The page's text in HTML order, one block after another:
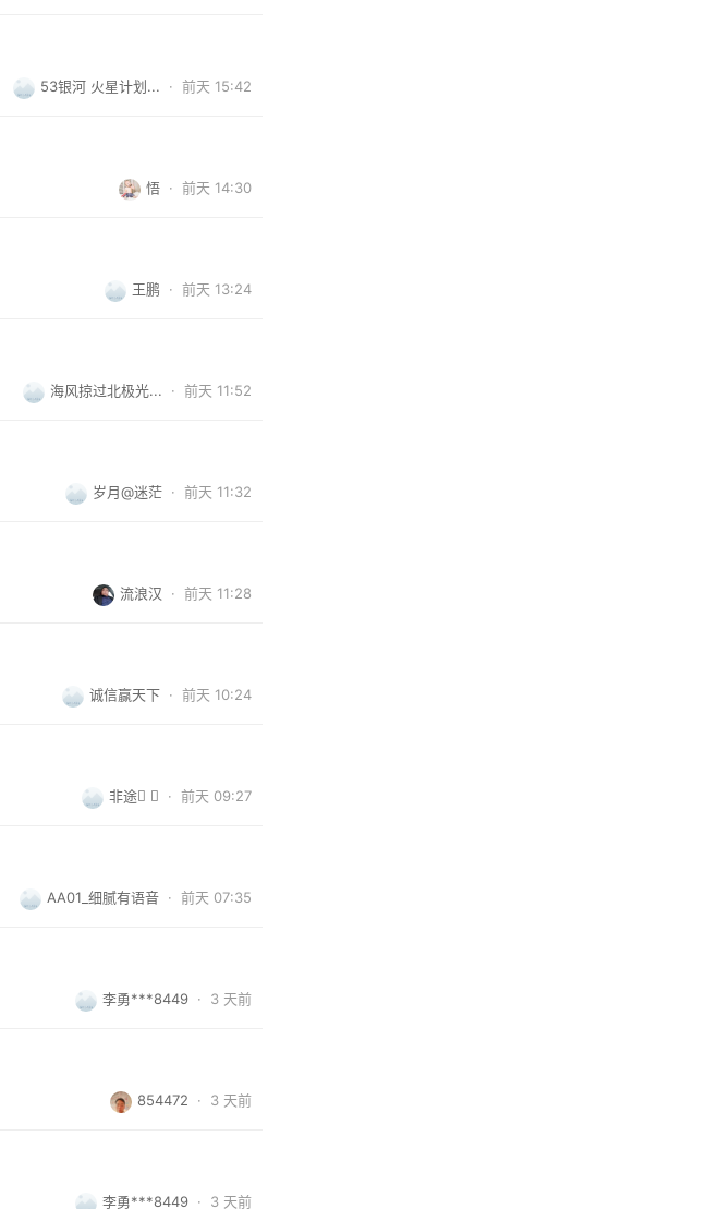
53银河 火星计划... · 前天 15:42
悟 · 前天 14:30
王鹏 · 前天 13:24
海风掠过北极光... · 前天 11:52
岁月@迷茫 · 前天 11:32
流浪汉 · 前天 11:28
诚信赢天下 · 前天 10:24
非途  · 前天 09:27
AA01_细腻有语音 · 前天 07:35
李勇***8449 · 3 天前
854472 · 3 天前
李勇***8449 · 3 天前